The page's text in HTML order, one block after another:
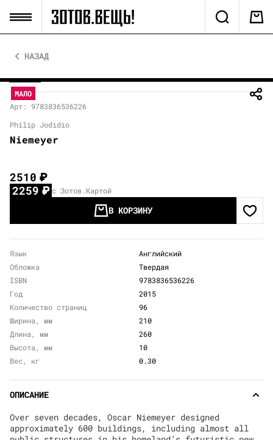
НАЗАД
МАЛО
Арт: 9783836536226
Philip Jodidio
Niemeyer
2510₽
2259₽ с Зотов.Картой
В КОРЗИНУ
Язык
Английский
Обложка
Твердая
ISBN
9783836536226
Год
2015
Количество страниц
96
Ширина, мм
210
Длина, мм
260
Высота, мм
10
Вес, кг
0.30
ОПИСАНИЕ
Over seven decades, Oscar Niemeyer designed
approximately 600 buildings, including almost all